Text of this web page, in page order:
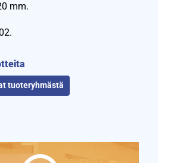
mm.
tuoteryhmästä